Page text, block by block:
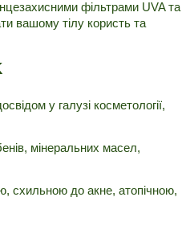
фільтрами UVA та
вашому тілу користь та
у галузі косметології,
мінеральних масел,
схильною до акне, атопічною,